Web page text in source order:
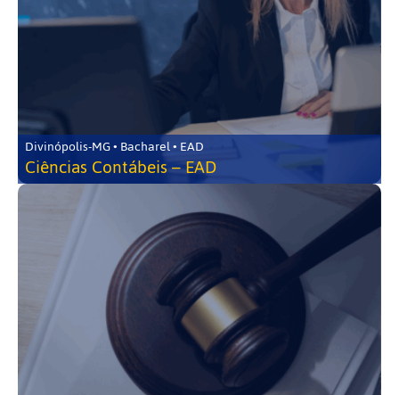
Divinópolis-MG • Bacharel • EAD
Ciências Contábeis – EAD